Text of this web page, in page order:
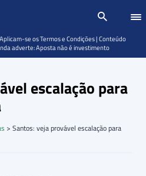
escalação para
> Santos: veja provável escalação para
se os Termos e Condições | Conteúdo
adverte: Aposta não é investimento